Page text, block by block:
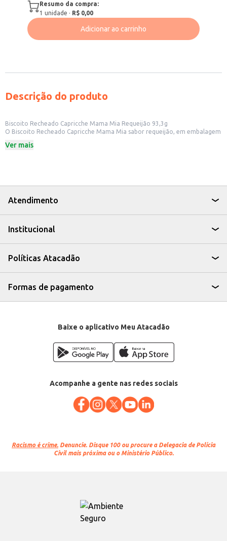
Resumo da compra:
1 unidade · R$ 0,00
Adicionar ao carrinho
Descrição do produto
Biscoito Recheado Capricche Mama Mia Requeijão 93,3g
O Biscoito Recheado Capricche Mama Mia sabor requeijão, em embalagem
consumo imediato ou para revenda em pequenos comércios. Ideal para ter
Uma boa opção para acompanhar café ou chá.
Ideal para revenda em mercados, padarias e lojas de conveniência.
O Biscoito Recheado Capricche Mama Mia Requeijão oferece um sabor
Ver mais
Atendimento
Institucional
Políticas Atacadão
Formas de pagamento
Baixe o aplicativo Meu Atacadão
Acompanhe a gente nas redes sociais
Racismo é crime. Denuncie. Disque 100 ou procure a Delegacia de Polícia
Civil mais próxima ou o Ministério Público.